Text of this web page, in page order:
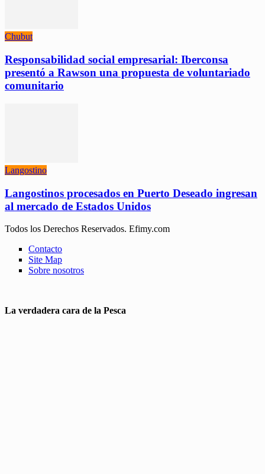
Chubut
Responsabilidad social empresarial: Iberconsa
presentó a Rawson una propuesta de voluntariado
comunitario
Langostino
Langostinos procesados en Puerto Deseado ingresan
al mercado de Estados Unidos
Todos los Derechos Reservados. Efimy.com
Contacto
Site Map
Sobre nosotros
La verdadera cara de la Pesca